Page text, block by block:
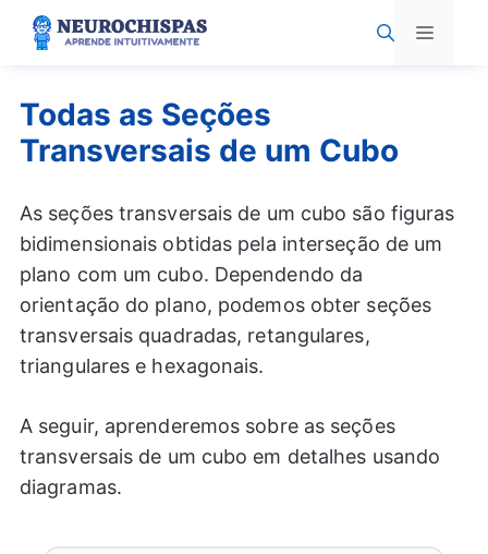
Pular
para
Menu
Todas as Seções
Transversais de um Cubo
As seções transversais de um cubo são figuras
bidimensionais obtidas pela interseção de um
plano com um cubo. Dependendo da
orientação do plano, podemos obter seções
transversais quadradas, retangulares,
triangulares e hexagonais.
A seguir, aprenderemos sobre as seções
transversais de um cubo em detalhes usando
diagramas.